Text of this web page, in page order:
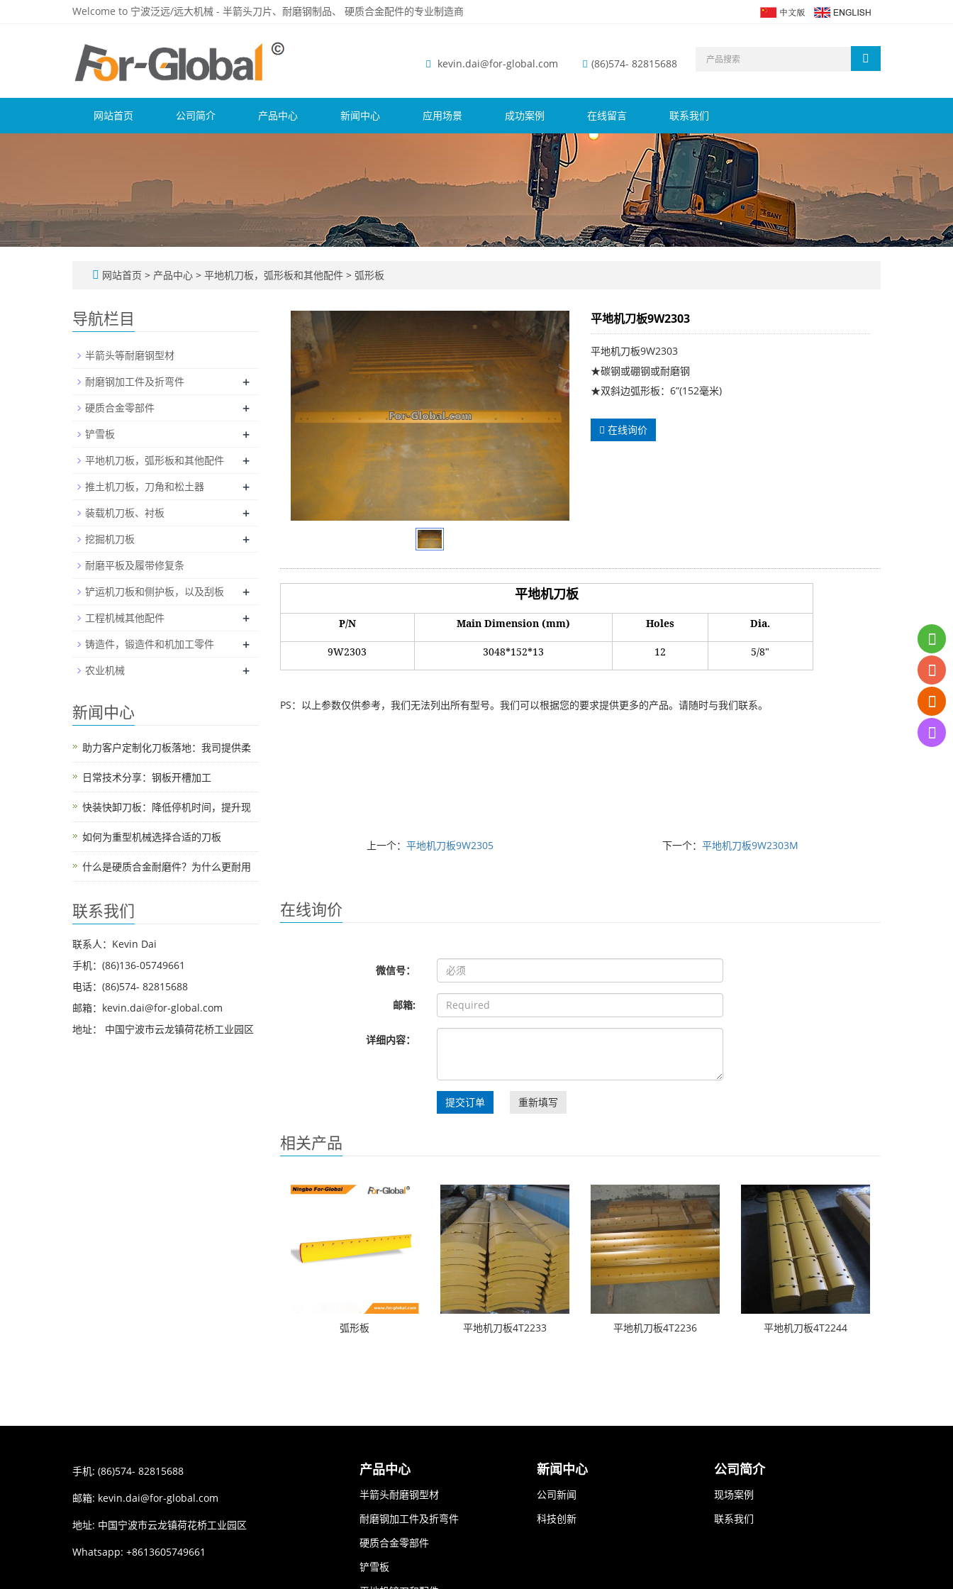
Welcome to 宁波泛远/远大机械 - 半箭头刀片、耐磨钢制品、 硬质合金配件的专业制造商
kevin.dai@for-global.com (86)574- 82815688
网站首页 公司简介 产品中心 新闻中心 应用场景 成功案例 在线留言 联系我们
网站首页 > 产品中心 > 平地机刀板，弧形板和其他配件 > 弧形板
平地机刀板9W2303
平地机刀板9W2303
★碳钢或硼钢或耐磨钢
★双斜边弧形板：6”(152毫米)
在线询价
平地机刀板
P/N Main Dimension (mm) Holes Dia.
9W2303 3048*152*13 12 5/8"
PS：以上参数仅供参考，我们无法列出所有型号。我们可以根据您的要求提供更多的产品。请随时与我们联系。
上一个： 平地机刀板9W2305 下一个：平地机刀板9W2303M
在线询价
微信号：
邮箱:
详细内容：
提交订单 重新填写
相关产品
弧形板 平地机刀板4T2233 平地机刀板4T2236 平地机刀板4T2244
导航栏目
半箭头等耐磨钢型材
耐磨钢加工件及折弯件
+
硬质合金零部件 +
铲雪板 +
平地机刀板，弧形板和其他配件 +
推土机刀板，刀角和松土器 +
装载机刀板、衬板 +
挖掘机刀板 +
耐磨平板及履带修复条
铲运机刀板和侧护板，以及刮板
+
工程机械其他配件 +
铸造件，锻造件和机加工零件 +
农业机械 +
新闻中心
助力客户定制化刀板落地：我司提供柔
日常技术分享：钢板开槽加工
快装快卸刀板：降低停机时间，提升现
如何为重型机械选择合适的刀板
什么是硬质合金耐磨件？为什么更耐用
联系我们
联系人：Kevin Dai
手机：(86)136-05749661
电话：(86)574- 82815688
邮箱：kevin.dai@for-global.com
地址： 中国宁波市云龙镇荷花桥工业园区
手机: (86)574- 82815688
邮箱: kevin.dai@for-global.com
地址: 中国宁波市云龙镇荷花桥工业园区
Whatsapp: +8613605749661
产品中心
半箭头耐磨钢型材
耐磨钢加工件及折弯件
硬质合金零部件
铲雪板
新闻中心
公司新闻
科技创新
公司简介
现场案例
联系我们